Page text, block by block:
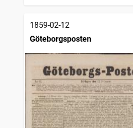
1859-02-12
Göteborgsposten